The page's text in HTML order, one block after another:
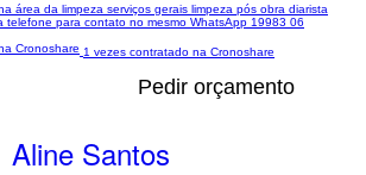
área da limpeza serviços gerais limpeza pós obra diarista
telefone para contato no mesmo WhatsApp 19983 06
1 vezes contratado na Cronoshare
Pedir orçamento
Aline Santos